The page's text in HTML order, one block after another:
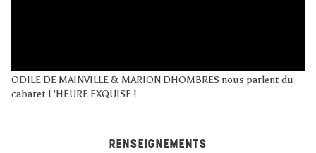
ODILE DE MAINVILLE & MARION DHOMBRES nous parlent du
cabaret L'HEURE EXQUISE !
RENSEIGNEMENTS